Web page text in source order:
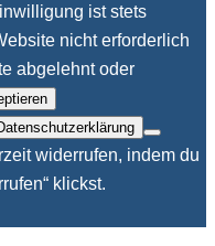
ist stets
nicht erforderlich
abgelehnt oder
widerrufen, indem du
klickst.